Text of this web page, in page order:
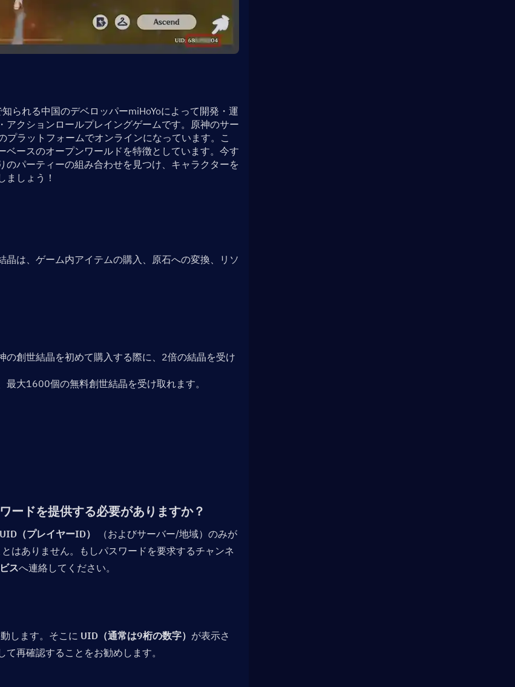
られる中国のデベロッパーmiHoYoによって開発・運
クションロールプレイングゲームです。原神のサー
プラットフォームでオンラインになっています。こ
ースのオープンワールドを特徴としています。今す
パーティーの組み合わせを見つけ、キャラクターを
ましょう！
は、ゲーム内アイテムの購入、原石への変換、リソ
創世結晶を初めて購入する際に、2倍の結晶を受け
大1600個の無料創世結晶を受け取れます。
ードを提供する必要がありますか？
UID（プレイヤーID）
（およびサーバー/地域）のみが
はありません。もしパスワードを要求するチャンネ
スへ連絡してください。
します。そこに UID（通常は9桁の数字） が表示さ
再確認することをお勧めします。